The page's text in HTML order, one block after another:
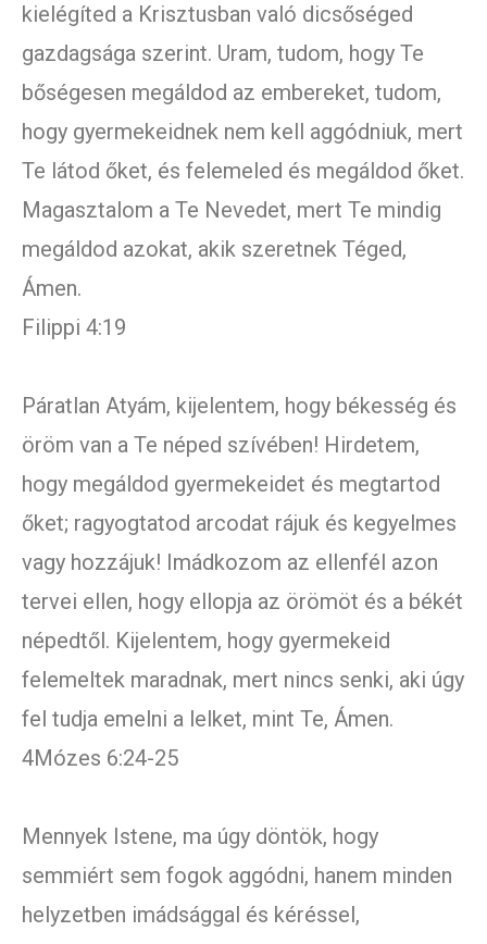
kielégíted a Krisztusban való dicsőséged
gazdagsága szerint. Uram, tudom, hogy Te
bőségesen megáldod az embereket, tudom,
hogy gyermekeidnek nem kell aggódniuk, mert
Te látod őket, és felemeled és megáldod őket.
Magasztalom a Te Nevedet, mert Te mindig
megáldod azokat, akik szeretnek Téged,
Ámen.
Filippi 4:19
Páratlan Atyám, kijelentem, hogy békesség és
öröm van a Te néped szívében! Hirdetem,
hogy megáldod gyermekeidet és megtartod
őket; ragyogtatod arcodat rájuk és kegyelmes
vagy hozzájuk! Imádkozom az ellenfél azon
tervei ellen, hogy ellopja az örömöt és a békét
népedtől. Kijelentem, hogy gyermekeid
felemeltek maradnak, mert nincs senki, aki úgy
fel tudja emelni a lelket, mint Te, Ámen.
4Mózes 6:24-25
Mennyek Istene, ma úgy döntök, hogy
semmiért sem fogok aggódni, hanem minden
helyzetben imádsággal és kéréssel,